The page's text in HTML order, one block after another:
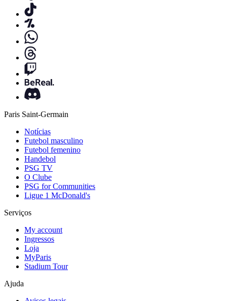
Paris Saint-Germain
Notícias
Futebol masculino
Futebol femenino
Handebol
PSG TV
O Clube
PSG for Communities
Ligue 1 McDonald's
Serviços
My account
Ingressos
Loja
MyParis
Stadium Tour
Ajuda